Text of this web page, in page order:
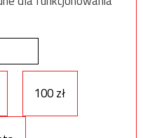
100 zł